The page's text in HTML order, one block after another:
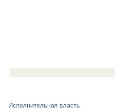
Исполнительная власть